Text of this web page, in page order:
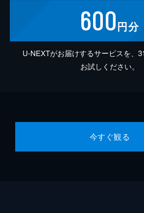
600円分
U-NEXTがお届けするサービスを、
お試しください。
今すぐ観る